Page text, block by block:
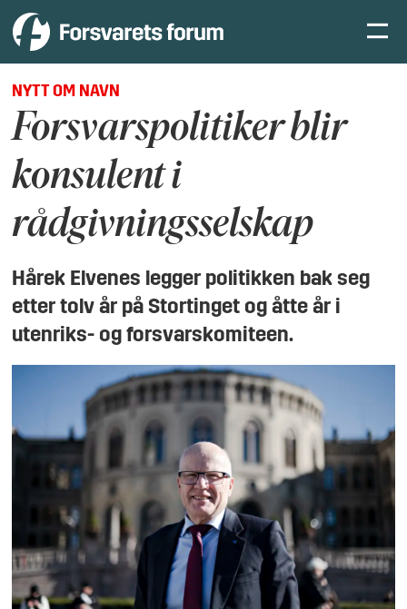
NYTT OM NAVN
Forsvarspolitiker blir
konsulent i
rådgivningsselskap
Hårek Elvenes legger politikken bak seg
etter tolv år på Stortinget og åtte år i
utenriks- og forsvarskomiteen.